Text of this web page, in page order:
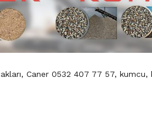
Caner 0532 407 77 57, kumcu,